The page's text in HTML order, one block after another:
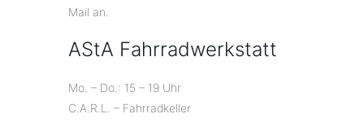
Mail an.
AStA Fahrradwerkstatt
Mo. – Do.: 15 – 19 Uhr
C.A.R.L. – Fahrradkeller